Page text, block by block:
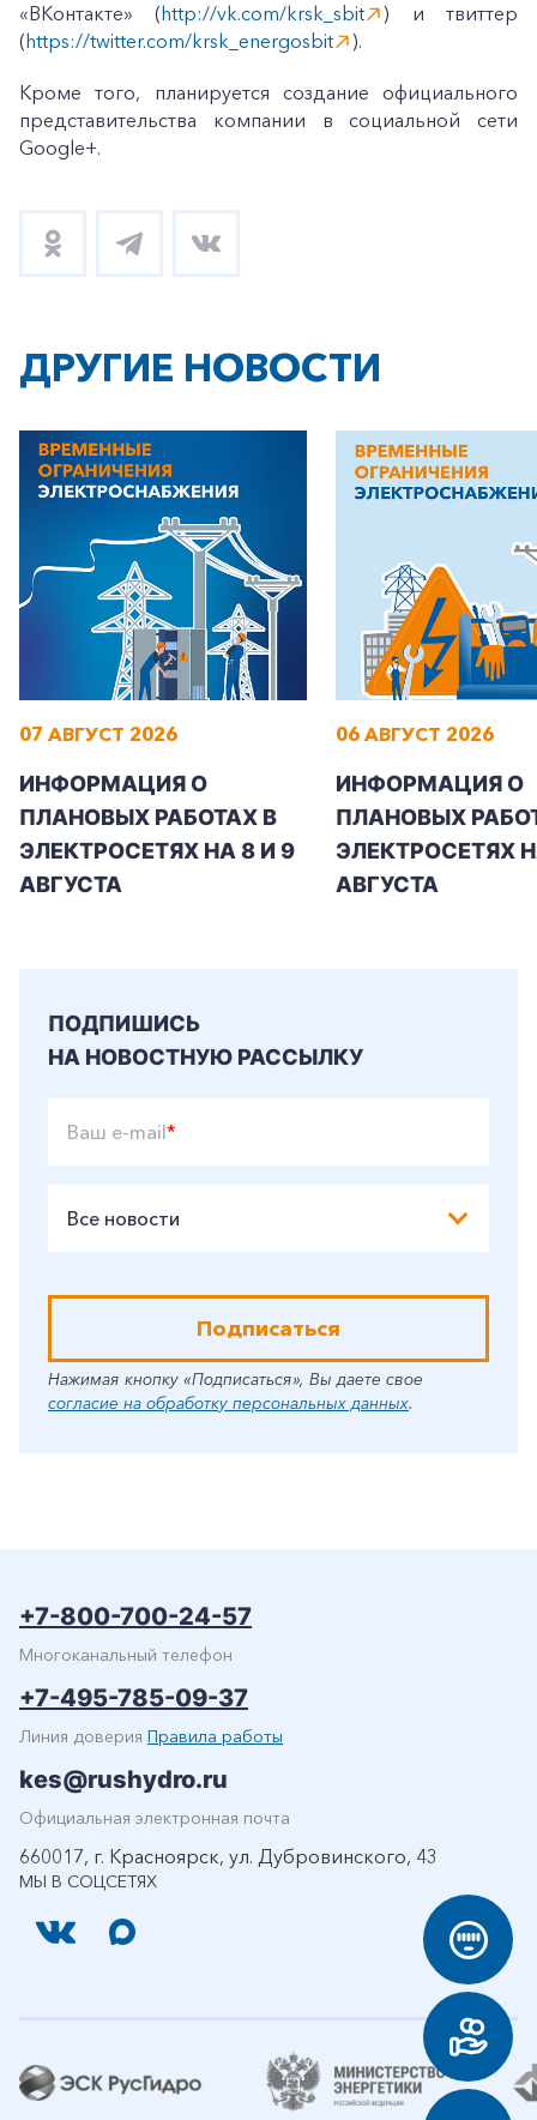
+7-800-700-24-57
Заказать обратный звонок
Частным клиентам
Корпоративным клиентам
«ВКонтакте» (http://vk.com/krsk_sbit
) и твиттер
(https://twitter.com/krsk_energosbit ).
Кроме того, планируется создание официального
представительства компании в социальной сети
Google+.
ДРУГИЕ НОВОСТИ
07 АВГУСТ 2026
ИНФОРМАЦИЯ О
ПЛАНОВЫХ РАБОТАХ В
ЭЛЕКТРОСЕТЯХ НА 8 И 9
АВГУСТА
06 АВГУСТ 2026
ИНФОРМАЦИЯ О
ПЛАНОВЫХ
ЭЛЕКТРОСЕТЯХ
АВГУСТА
ПОДПИШИСЬ
НА НОВОСТНУЮ РАССЫЛКУ
Ваш e-mail*
Все новости
Подписаться
Нажимая кнопку «Подписаться», Вы даете свое
согласие на обработку персональных данных.
МЫ В СОЦСЕТЯХ
+7-800-700-24-57
Многоканальный телефон
+7-495-785-09-37
Линия доверия Правила работы
kes@rushydro.ru
Официальная электронная почта
660017, г. Красноярск, ул. Дубровинского, 43